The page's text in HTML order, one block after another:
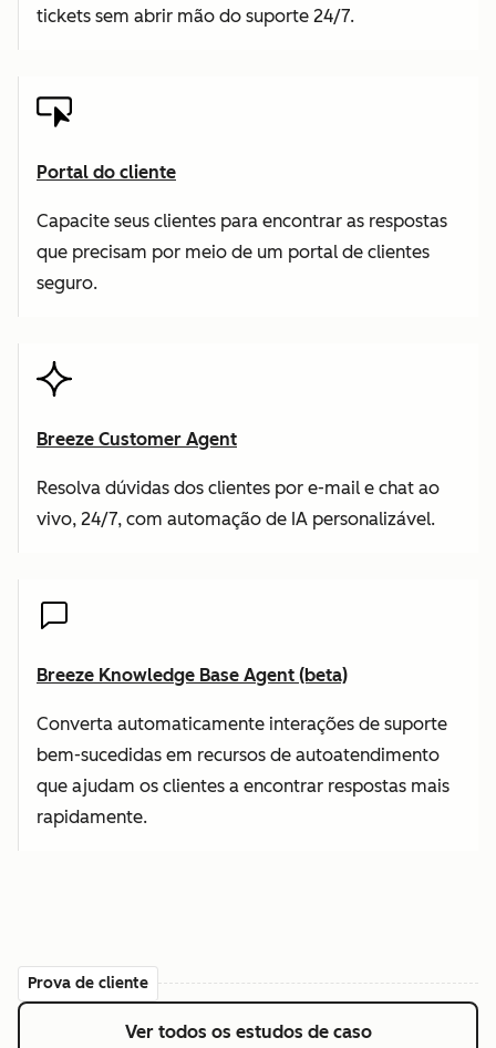
tickets sem abrir mão do suporte 24/7.
Portal do cliente
Capacite seus clientes para encontrar as respostas
que precisam por meio de um portal de clientes
seguro.
Breeze Customer Agent
Resolva dúvidas dos clientes por e-mail e chat ao
vivo, 24/7, com automação de IA personalizável.
Breeze Knowledge Base Agent (beta)
Converta automaticamente interações de suporte
bem-sucedidas em recursos de autoatendimento
que ajudam os clientes a encontrar respostas mais
rapidamente.
Prova de cliente
Ver todos os estudos de caso